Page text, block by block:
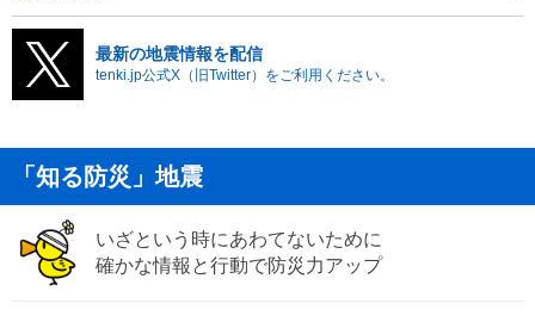
最新の地震情報を配信
tenki.jp公式X（旧Twitter）をご利用ください。
「知る防災」地震
いざという時にあわてないために
確かな情報と行動で防災力アップ